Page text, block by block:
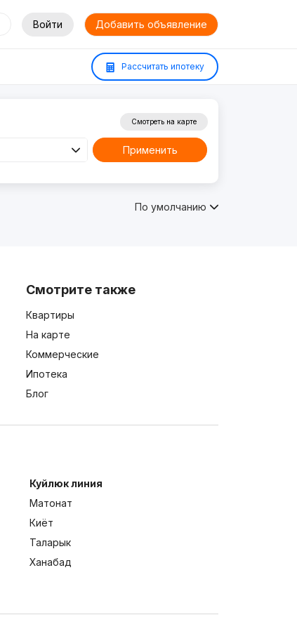
Войти Добавить объявление
Рассчитать ипотеку
Смотреть на карте
Применить
По умолчанию
Смотрите также
Квартиры
На карте
Коммерческие
Ипотека
Блог
Куйлюк линия
Матонат
Киёт
Таларык
Ханабад